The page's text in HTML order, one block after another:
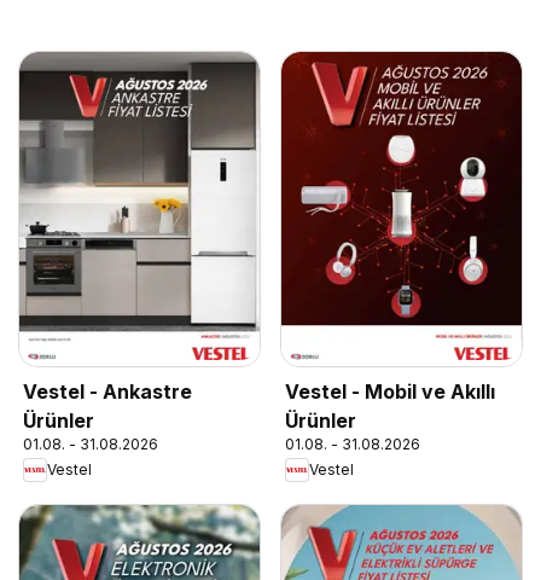
Vestel - Ankastre
Ürünler
01.08. - 31.08.2026
Vestel
Vestel - Mobil ve Akıllı
Ürünler
01.08. - 31.08.2026
Vestel